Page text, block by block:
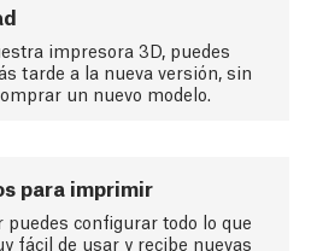
impresora 3D, puedes
tarde a la nueva versión, sin
un nuevo modelo.
para imprimir
puedes configurar todo lo que
fácil de usar y recibe nuevas